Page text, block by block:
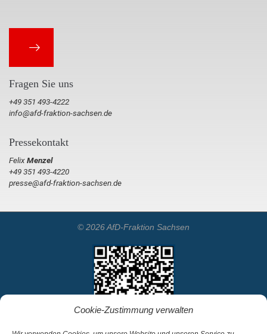
Cookie-Zustimmung verwalten
Fragen Sie uns
+49 351 493-4222
info@afd-fraktion-sachsen.de
Pressekontakt
FelixMenzel
+49 351 493-4220
presse@afd-fraktion-sachsen.de
© 2026 AfD-Fraktion Sachsen